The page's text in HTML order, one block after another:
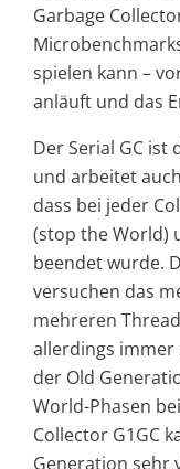
Garbage
spielen kann –
anläuft und das
Der Serial GC ist
und arbeitet
dass bei jeder
(stop the World)
beendet wurde.
versuchen das
mehreren
allerdings immer
der Old
World-Phasen
Collector G1GC
Generation sehr